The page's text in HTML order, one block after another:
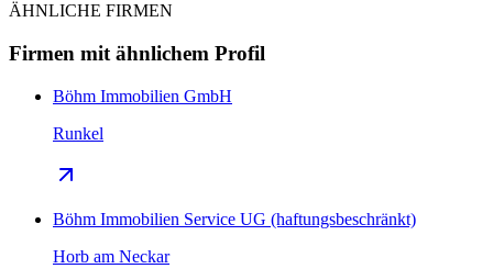
ÄHNLICHE FIRMEN
Firmen mit ähnlichem Profil
Böhm Immobilien GmbH
Runkel
Böhm Immobilien Service UG (haftungsbeschränkt)
Horb am Neckar